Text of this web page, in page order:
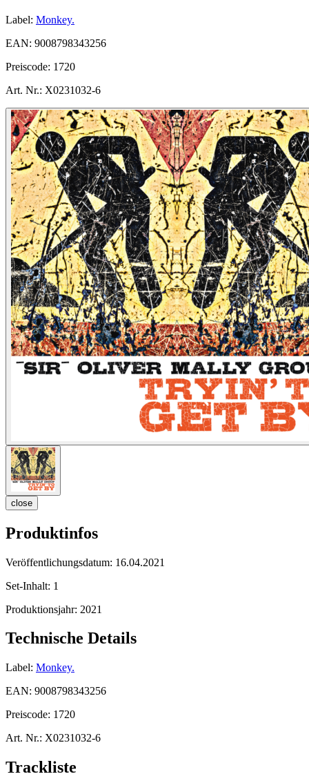
Label: Monkey.
EAN: 9008798343256
Preiscode: 1720
Art. Nr.: X0231032-6
close
Produktinfos
Veröffentlichungsdatum: 16.04.2021
Set-Inhalt: 1
Produktionsjahr: 2021
Technische Details
Label: Monkey.
EAN: 9008798343256
Preiscode: 1720
Art. Nr.: X0231032-6
Trackliste